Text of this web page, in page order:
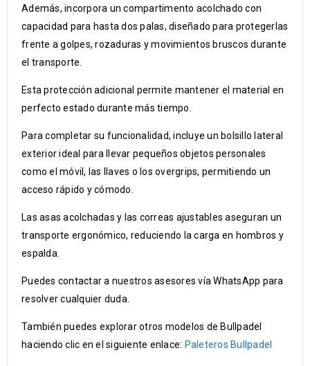
Además, incorpora un compartimento acolchado con
capacidad para hasta dos palas, diseñado para protegerlas
frente a golpes, rozaduras y movimientos bruscos durante
el transporte.
Esta protección adicional permite mantener el material en
perfecto estado durante más tiempo.
Para completar su funcionalidad, incluye un bolsillo lateral
exterior ideal para llevar pequeños objetos personales
como el móvil, las llaves o los overgrips, permitiendo un
acceso rápido y cómodo.
Las asas acolchadas y las correas ajustables aseguran un
transporte ergonómico, reduciendo la carga en hombros y
espalda.
Puedes contactar a nuestros asesores vía WhatsApp para
resolver cualquier duda.
También puedes explorar otros modelos de Bullpadel
haciendo clic en el siguiente enlace: Paleteros Bullpadel